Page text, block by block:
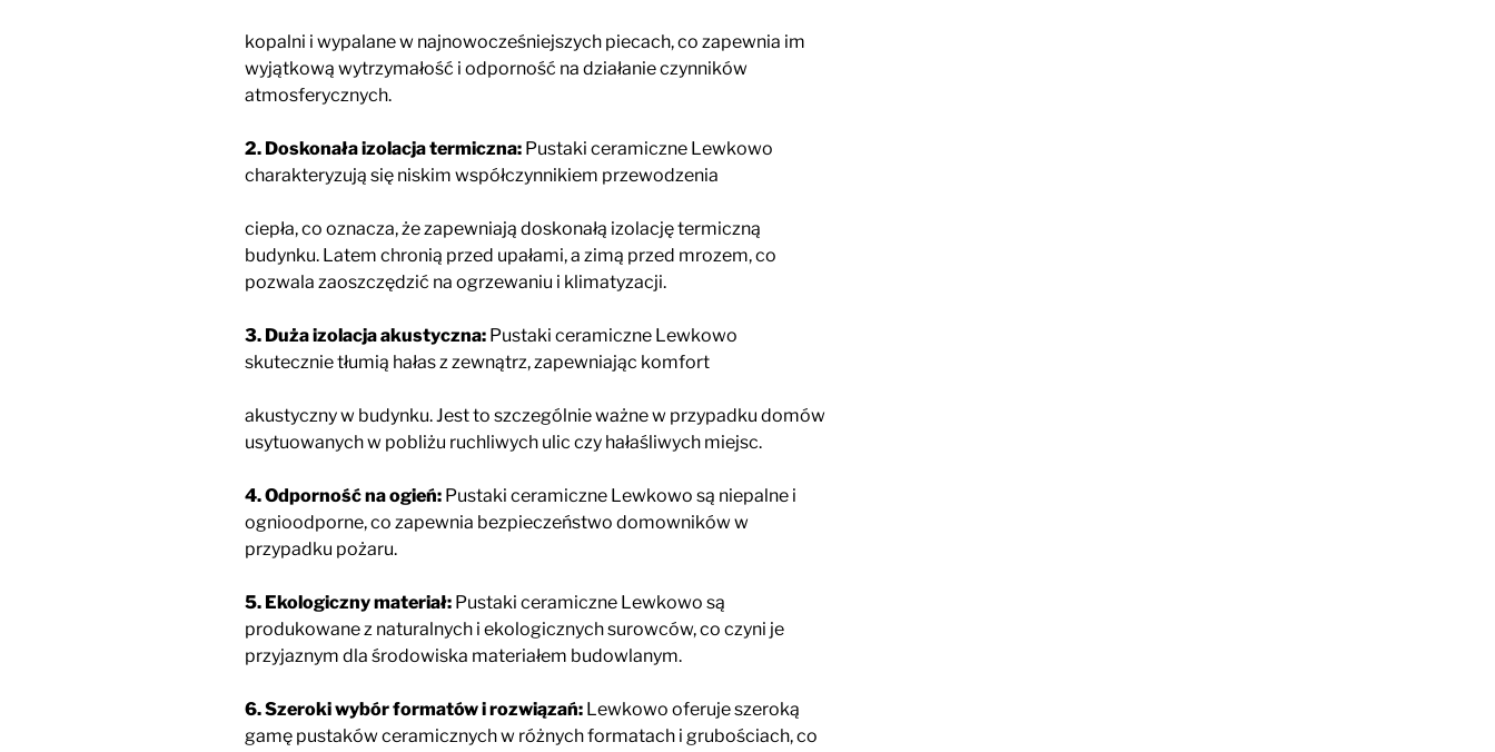
kopalni i wypalane w najnowocześniejszych piecach, co zapewnia im
wyjątkową wytrzymałość i odporność na działanie czynników
atmosferycznych.
2. Doskonała izolacja termiczna: Pustaki ceramiczne Lewkowo
charakteryzują się niskim współczynnikiem przewodzenia
ciepła, co oznacza, że zapewniają doskonałą izolację termiczną
budynku. Latem chronią przed upałami, a zimą przed mrozem, co
pozwala zaoszczędzić na ogrzewaniu i klimatyzacji.
3. Duża izolacja akustyczna: Pustaki ceramiczne Lewkowo
skutecznie tłumią hałas z zewnątrz, zapewniając komfort
akustyczny w budynku. Jest to szczególnie ważne w przypadku domów
usytuowanych w pobliżu ruchliwych ulic czy hałaśliwych miejsc.
4. Odporność na ogień: Pustaki ceramiczne Lewkowo są niepalne i
ognioodporne, co zapewnia bezpieczeństwo domowników w
przypadku pożaru.
5. Ekologiczny materiał: Pustaki ceramiczne Lewkowo są
produkowane z naturalnych i ekologicznych surowców, co czyni je
przyjaznym dla środowiska materiałem budowlanym.
6. Szeroki wybór formatów i rozwiązań: Lewkowo oferuje szeroką
gamę pustaków ceramicznych w różnych formatach i grubościach,co